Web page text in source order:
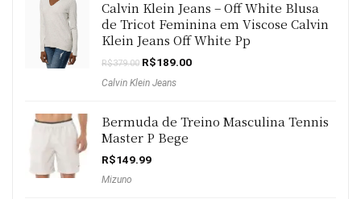
Calvin Klein Jeans – Off White Blusa
de Tricot Feminina em Viscose Calvin
Klein Jeans Off White Pp
R$379.00 O
original
R$189.00O
Calvin Klein Jeans
Bermuda de Treino Masculina Tennis
Master P Bege
R$149.99
Mizuno